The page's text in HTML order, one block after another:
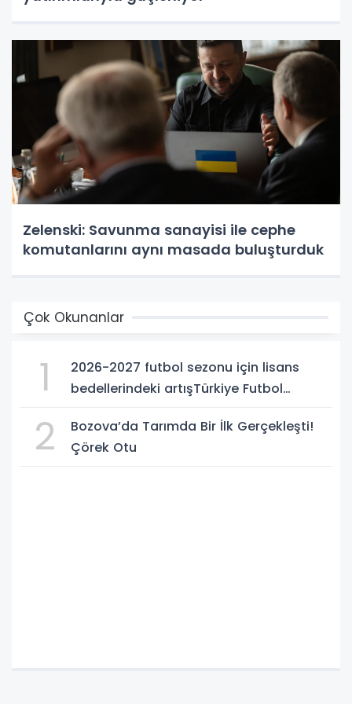
Zelenski: Savunma sanayisi ile cephe
komutanlarını aynı masada buluşturduk
Çok Okunanlar
1
2026-2027 futbol sezonu için lisans
bedellerindeki artışTürkiye Futbol
2
Bozova’da Tarımda Bir İlk Gerçekleşti!
Çörek Otu